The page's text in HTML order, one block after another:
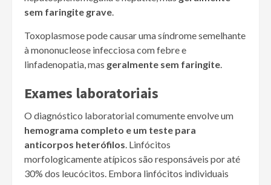
sem faringite grave.
Toxoplasmose pode causar uma síndrome semelhante
à mononucleose infecciosa com febre e
linfadenopatia, mas geralmente sem faringite.
Exames laboratoriais
O diagnóstico laboratorial comumente envolve um
hemograma completo e um teste para
anticorpos heterófilos. Linfócitos
morfologicamente atípicos são responsáveis por até
30% dos leucócitos. Embora linfócitos individuais